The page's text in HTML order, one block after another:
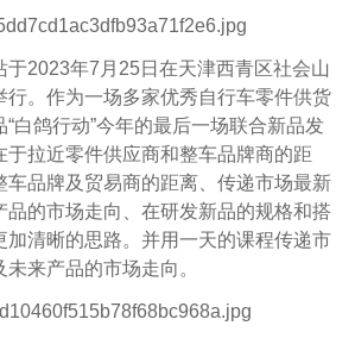
于2023年7月25日在天津西青区社会山
行。作为一场多家优秀自行车零件供货
白鸽行动”今年的最后一场联合新品发
于拉近零件供应商和整车品牌商的距
车品牌及贸易商的距离、传递市场最新
品的市场走向、在研发新品的规格和搭
加清晰的思路。并用一天的课程传递市
来产品的市场走向。